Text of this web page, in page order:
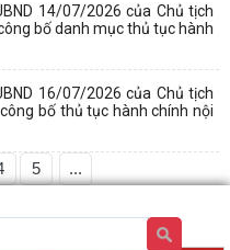
14/07/2026 của Chủ tịch
bố danh mục thủ tục hành
16/07/2026 của Chủ tịch
bố thủ tục hành chính nội
5 ...